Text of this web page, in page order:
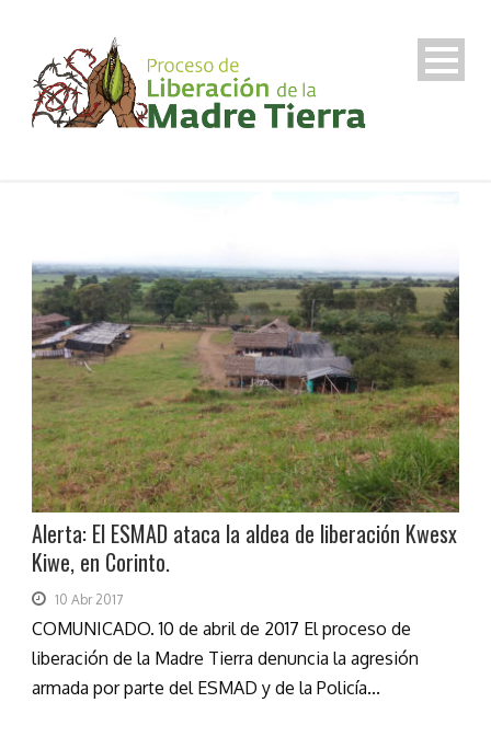
Alerta: El ESMAD ataca la aldea de liberación Kwesx
Kiwe, en Corinto.
10 Abr 2017
COMUNICADO. 10 de abril de 2017 El proceso de
liberación de la Madre Tierra denuncia la agresión
armada por parte del ESMAD y de la Policía...